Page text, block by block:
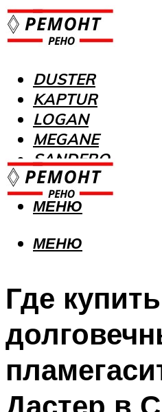
DUSTER
KAPTUR
LOGAN
MEGANE
SANDERO
МЕНЮ
МЕНЮ
Где купить